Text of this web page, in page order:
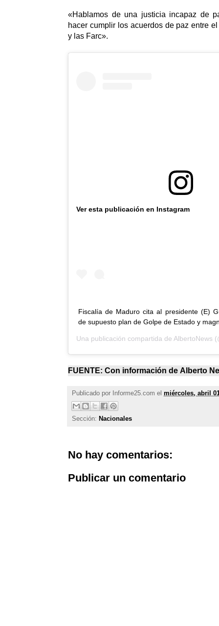
«Hablamos de una justicia incapaz de
hacer cumplir los acuerdos de paz entre
y las Farc».
Ver esta publicación en Instagram
Fiscalía de Maduro cita al presidente (E)
de supuesto plan de Golpe de Estado y
Una publicación compartida de AlbertoNews
FUENTE: Con información de Alberto
Publicado por Informe25.com el miércoles, abril
Sección: Nacionales
No hay comentarios:
Publicar un comentario